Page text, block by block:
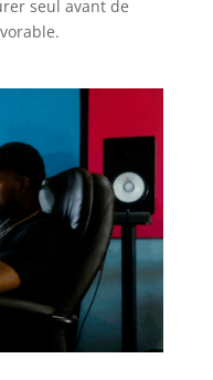
seul avant de